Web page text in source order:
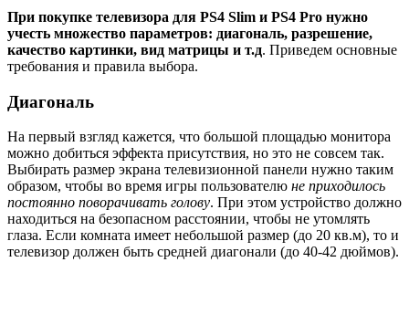
При покупке телевизора для PS4 Slim и PS4 Pro нужно
учесть множество параметров: диагональ, разрешение,
качество картинки, вид матрицы и т.д. Приведем основные
требования и правила выбора.
Диагональ
На первый взгляд кажется, что большой площадью монитора
можно добиться эффекта присутствия, но это не совсем так.
Выбирать размер экрана телевизионной панели нужно таким
образом, чтобы во время игры пользователю не приходилось
постоянно поворачивать голову. При этом устройство должно
находиться на безопасном расстоянии, чтобы не утомлять
глаза. Если комната имеет небольшой размер (до 20 кв.м), то и
телевизор должен быть средней диагонали (до 40-42 дюймов).